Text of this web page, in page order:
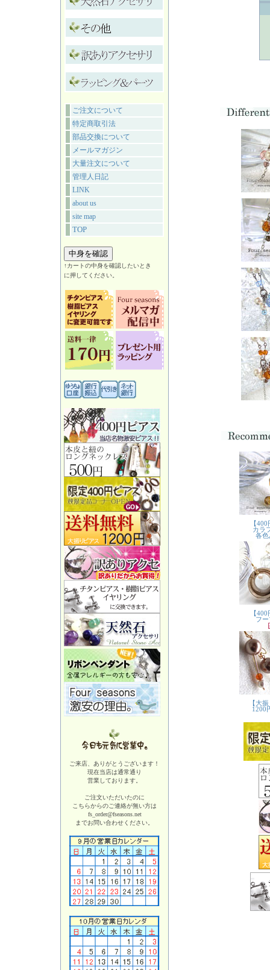
ご注文について
特定商取引法
部品交換について
メールマガジン
大量注文について
管理人日記
LINK
about us
site map
TOP
↑カートの中身を確認したいとき
に押してください。
ご来店、ありがとうございます！
現在当店は通常通り
営業しております。
ご注文いただいたのに
こちらからのご連絡が無い方は
fs_order@fseasons.net
までお問い合わせください。